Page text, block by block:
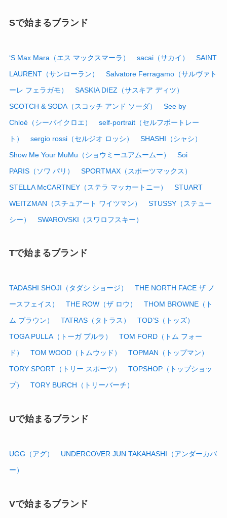
Sで始まるブランド
‘S Max Mara（エス マックスマーラ） sacai（サカイ）
SAINT
LAURENT（サンローラン）
Salvatore Ferragamo（サルヴァト
ーレ フェラガモ）
SASKIA DIEZ（サスキア ディツ）
SCOTCH & SODA（スコッチ アンド ソーダ）
See by
Chloé（シーバイクロエ）
self-portrait（セルフポートレー
ト）
sergio rossi（セルジオ ロッシ）
SHASHI（シャシ）
Show Me Your MuMu（ショウミーユアムームー）
Soi
PARIS（ソワ パリ）
SPORTMAX（スポーツマックス）
STELLA McCARTNEY（ステラ マッカートニー）
STUART
WEITZMAN（スチュアート ワイツマン）
STUSSY（ステュー
シー）
SWAROVSKI（スワロフスキー）
Tで始まるブランド
TADASHI SHOJI（タダシ ショージ）
THE NORTH FACE ザ ノ
ースフェイス）
THE ROW（ザ ロウ）
THOM BROWNE（ト
ム ブラウン）
TATRAS（タトラス）
TOD’S（トッズ）
TOGA PULLA（トーガ プルラ）
TOM FORD（トム フォー
ド）
TOM WOOD（トムウッド）
TOPMAN（トップマン）
TORY SPORT（トリー スポーツ）
TOPSHOP（トップショッ
プ）
TORY BURCH（トリーバーチ）
Uで始まるブランド
UGG（アグ）
UNDERCOVER JUN TAKAHASHI（アンダーカバ
ー）
Vで始まるブランド